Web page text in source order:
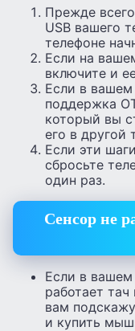
Прежде
USB вашего
телефоне
Если на
включите и
Если в вашем
поддержка
который вы
его в другой
Если эти
сбросьте
один раз.
Сенсор не
Если в вашем
работает
вам
и купить